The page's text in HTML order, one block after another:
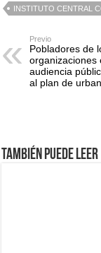
INSTITUTO CENTRAL
Previo
Pobladores de
organizaciones
audiencia
al plan de
También puede leer